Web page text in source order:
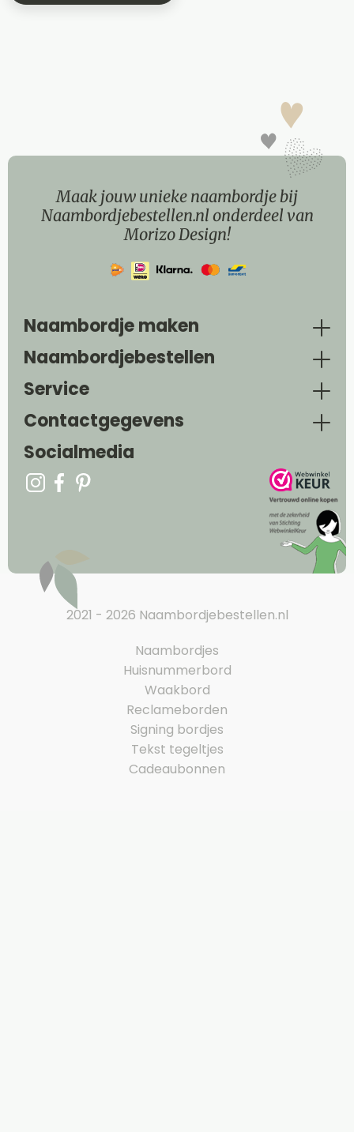
Maak jouw unieke naambordje bij
Naambordjebestellen.nl onderdeel van
Morizo Design!
Naambordje maken
Naambordjebestellen
Service
Contactgegevens
Socialmedia
2021 - 2026 Naambordjebestellen.nl
Naambordjes
Huisnummerbord
Waakbord
Reclameborden
Signing bordjes
Tekst tegeltjes
Cadeaubonnen